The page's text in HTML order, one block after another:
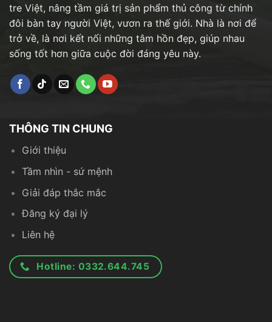
tre Việt, nâng tầm giá trị sản phẩm thủ công từ chính
đôi bàn tay người Việt, vươn ra thế giới. Nhà là nơi để
trở về, là nơi kết nối những tâm hồn đẹp, giúp nhau
sống tốt hơn giữa cuộc đời đáng yêu này.
THÔNG TIN CHUNG
Giới thiệu
Tầm nhìn - sứ mệnh
Giải đáp thắc mắc
Đăng ký đại lý
Liên hệ
Hotline: 0332.644.745